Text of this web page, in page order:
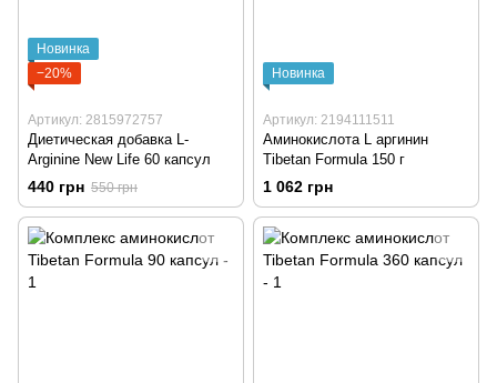
Новинка
−20%
Артикул: 2815972757
Диетическая добавка L-
Arginine New Life 60 капсул
440 грн 550 грн
Новинка
Артикул: 2194111511
Аминокислота L аргинин
Tibetan Formula 150 г
1 062 грн